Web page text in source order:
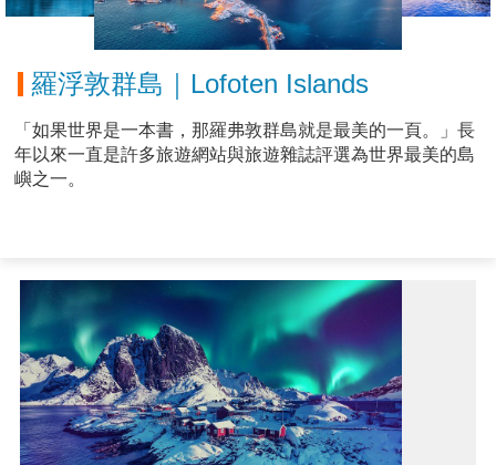
羅浮敦群島｜Lofoten Islands
「如果世界是一本書，那羅弗敦群島就是最美的一頁。」長
年以來一直是許多旅遊網站與旅遊雜誌評選為世界最美的島
嶼之一。